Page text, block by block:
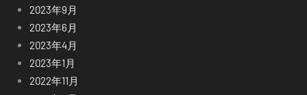
2023年9月
2023年6月
2023年4月
2023年1月
2022年11月